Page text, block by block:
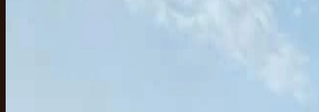
La plupart des voyageurs arrivent à Hurghada avec une seule idée
île que tu peux rejoindre en speedboat avant midi, et un long
sinon, on fait quoi.' Chaque lien ci-dessous mène à un partenaire avec